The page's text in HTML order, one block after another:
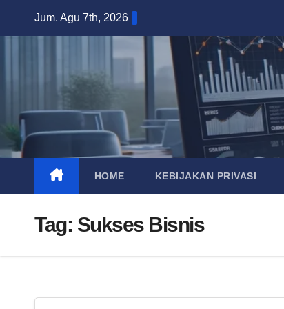
Jum. Agu 7th, 2026
HOME KEBIJAKAN PRIVASI
Tag: Sukses Bisnis